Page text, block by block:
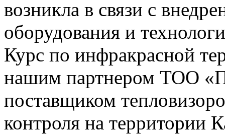
возникла в связи с
оборудования и
Курс по инфракрасной
нашим партнером ТОО
поставщиком
контроля на территории